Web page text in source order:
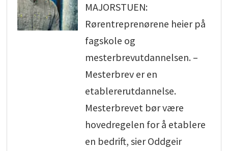
MAJORSTUEN:
Rørentreprenørene heier på
fagskole og
mesterbrevutdannelsen. –
Mesterbrev er en
etablererutdannelse.
Mesterbrevet bør være
hovedregelen for å etablere
en bedrift, sier Oddgeir